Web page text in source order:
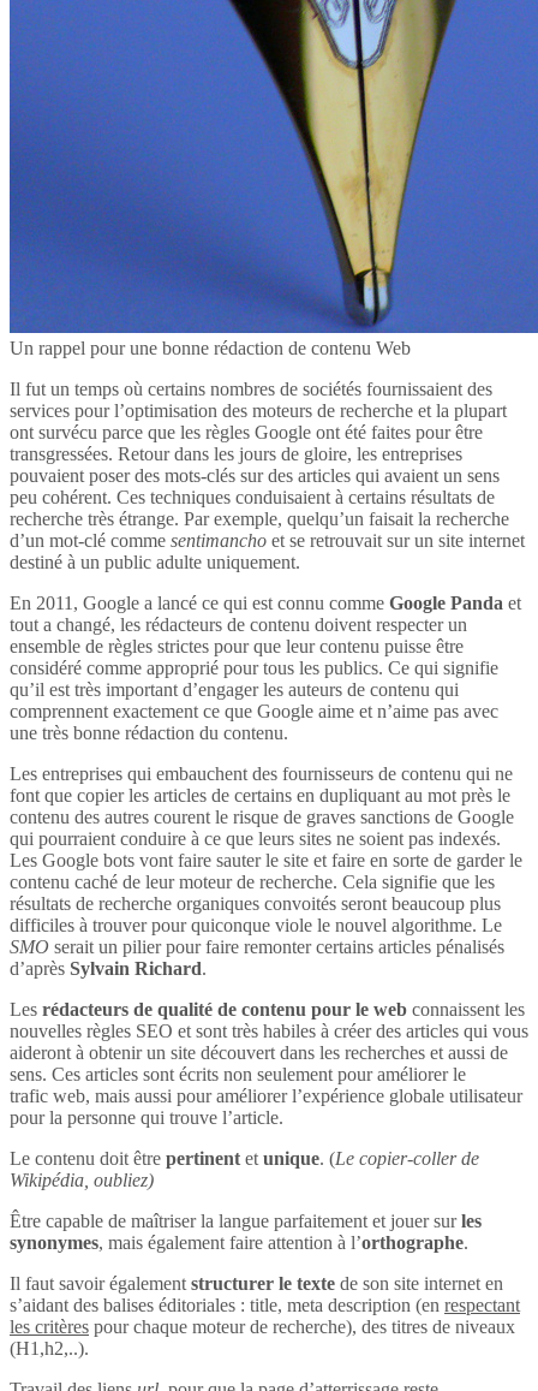
Un rappel pour une bonne rédaction de contenu Web
Il fut un temps où certains nombres de sociétés fournissaient des
services pour l’optimisation des moteurs de recherche et la plupart
ont survécu parce que les règles Google ont été faites pour être
transgressées. Retour dans les jours de gloire, les entreprises
pouvaient poser des mots-clés sur des articles qui avaient un sens
peu cohérent. Ces techniques conduisaient à certains résultats de
recherche très étrange. Par exemple, quelqu’un faisait la recherche
d’un mot-clé comme sentimancho et se retrouvait sur un site internet
destiné à un public adulte uniquement.
En 2011, Google a lancé ce qui est connu comme Google Panda et
tout a changé, les rédacteurs de contenu doivent respecter un
ensemble de règles strictes pour que leur contenu puisse être
considéré comme approprié pour tous les publics. Ce qui signifie
qu’il est très important d’engager les auteurs de contenu qui
comprennent exactement ce que Google aime et n’aime pas avec
une très bonne rédaction du contenu.
Les entreprises qui embauchent des fournisseurs de contenu qui ne
font que copier les articles de certains en dupliquant au mot près le
contenu des autres courent le risque de graves sanctions de Google
qui pourraient conduire à ce que leurs sites ne soient pas indexés.
Les Google bots vont faire sauter le site et faire en sorte de garder le
contenu caché de leur moteur de recherche. Cela signifie que les
résultats de recherche organiques convoités seront beaucoup plus
difficiles à trouver pour quiconque viole le nouvel algorithme. Le
SMO serait un pilier pour faire remonter certains articles pénalisés
d’après Sylvain Richard.
Les rédacteurs de qualité de contenu pour le web connaissent les
nouvelles règles SEO et sont très habiles à créer des articles qui vous
aideront à obtenir un site découvert dans les recherches et aussi de
sens. Ces articles sont écrits non seulement pour améliorer le
trafic web, mais aussi pour améliorer l’expérience globale utilisateur
pour la personne qui trouve l’article.
Le contenu doit être pertinent et unique. (Le copier-coller de
Wikipédia, oubliez)
Être capable de maîtriser la langue parfaitement et jouer surles
synonymes, mais également faire attention à l’orthographe.
Il faut savoir également structurer le texte de son site internet en
s’aidant des balises éditoriales : title, meta description (en respectant
les critères pour chaque moteur de recherche), des titres de niveaux
(H1,h2,..).